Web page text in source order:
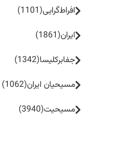
افراط‌گرایی(1101)
ایران(1861)
جفا‌بر‌کلیسا(1342)
مسیحیان ایران(1062)
مسیحیت(3940)